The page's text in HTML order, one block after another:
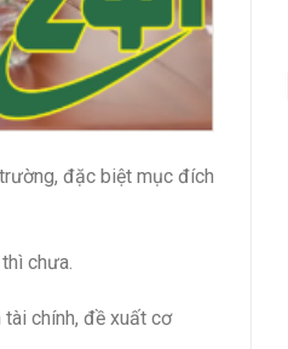
đặc biệt mục đích
chưa.
chính, đề xuất cơ